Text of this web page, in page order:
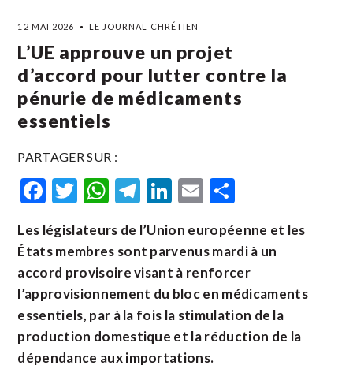
12 MAI 2026 LE JOURNAL CHRÉTIEN
L’UE approuve un projet
d’accord pour lutter contre la
pénurie de médicaments
essentiels
PARTAGER SUR :
Facebook
Twitter
WhatsApp
Telegram
LinkedIn
Email
Les législateurs de l’Union européenne et les
États membres sont parvenus mardi à un
accord provisoire visant à renforcer
l’approvisionnement du bloc en médicaments
essentiels, par à la fois la stimulation de la
production domestique et la réduction de la ​
dépendance aux ‌importations.